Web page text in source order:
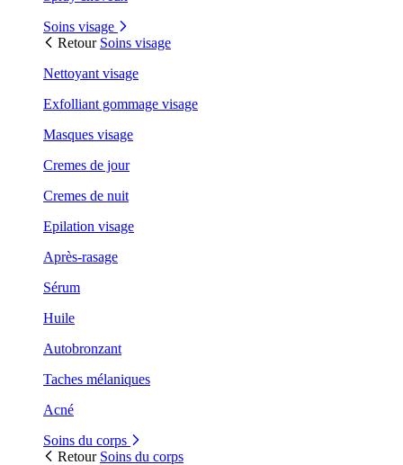
Soins visage
Retour Soins visage
Nettoyant visage
Exfolliant gommage visage
Masques visage
Cremes de jour
Cremes de nuit
Epilation visage
Après-rasage
Sérum
Huile
Autobronzant
Taches mélaniques
Acné
Soins du corps
Retour Soins du corps